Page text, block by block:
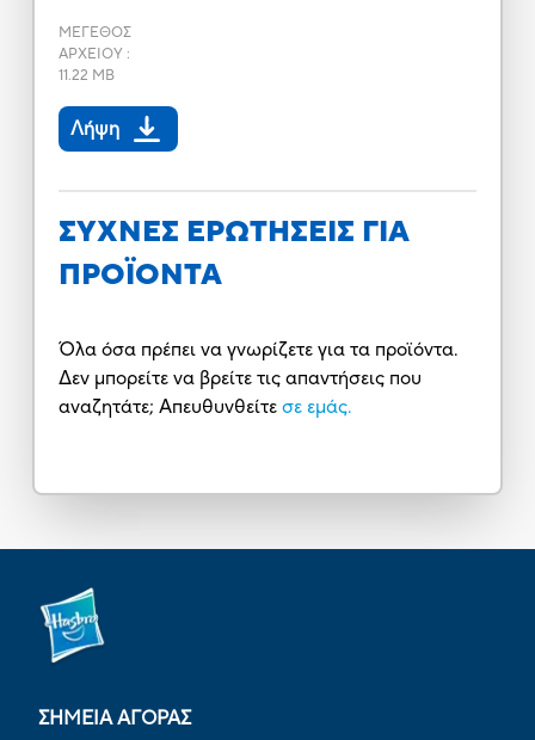
ΜΕΓΕΘΟΣ
ΑΡΧΕΙΟΥ:
11.22 MB
Λήψη
ΣΥΧΝΕΣ ΕΡΩΤΗΣΕΙΣ ΓΙΑ
ΠΡΟΪΟΝΤΑ
Όλα όσα πρέπει να γνωρίζετε για τα προϊόντα.
Δεν μπορείτε να βρείτε τις απαντήσεις που
αναζητάτε; Απευθυνθείτε σε εμάς.
ΣΗΜΕΙΑ ΑΓΟΡΑΣ